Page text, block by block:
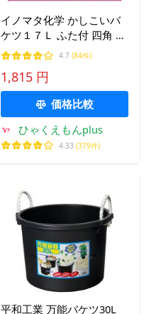
イノマタ化学 かしこいバ
ケツ１７Ｌ ふた付 四角 お
しゃれ ばけつ 収納
4.7 (84件)
1,815 円
価格比較
ひゃくえもんplus
4.33 (379件)
平和工業 万能バケツ30L